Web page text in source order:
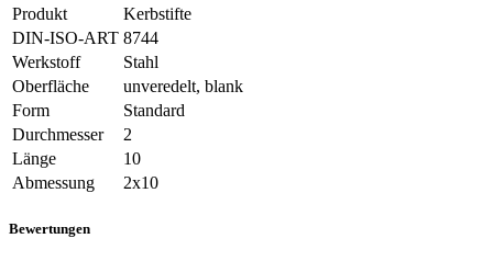
Produkt
Kerbstifte
DIN-ISO-ART 8744
Werkstoff
Stahl
Oberfläche
unveredelt, blank
Form
Standard
Durchmesser
2
Länge
10
Abmessung
2x10
Bewertungen